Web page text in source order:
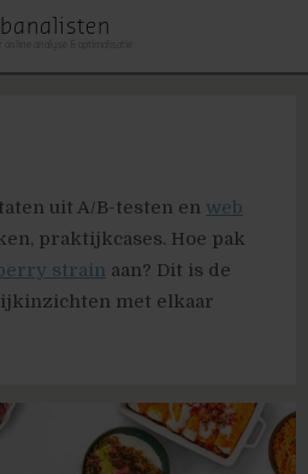
uit A/B-testen en web
praktijkcases. Hoe pak
strain aan? Dit is de
met elkaar